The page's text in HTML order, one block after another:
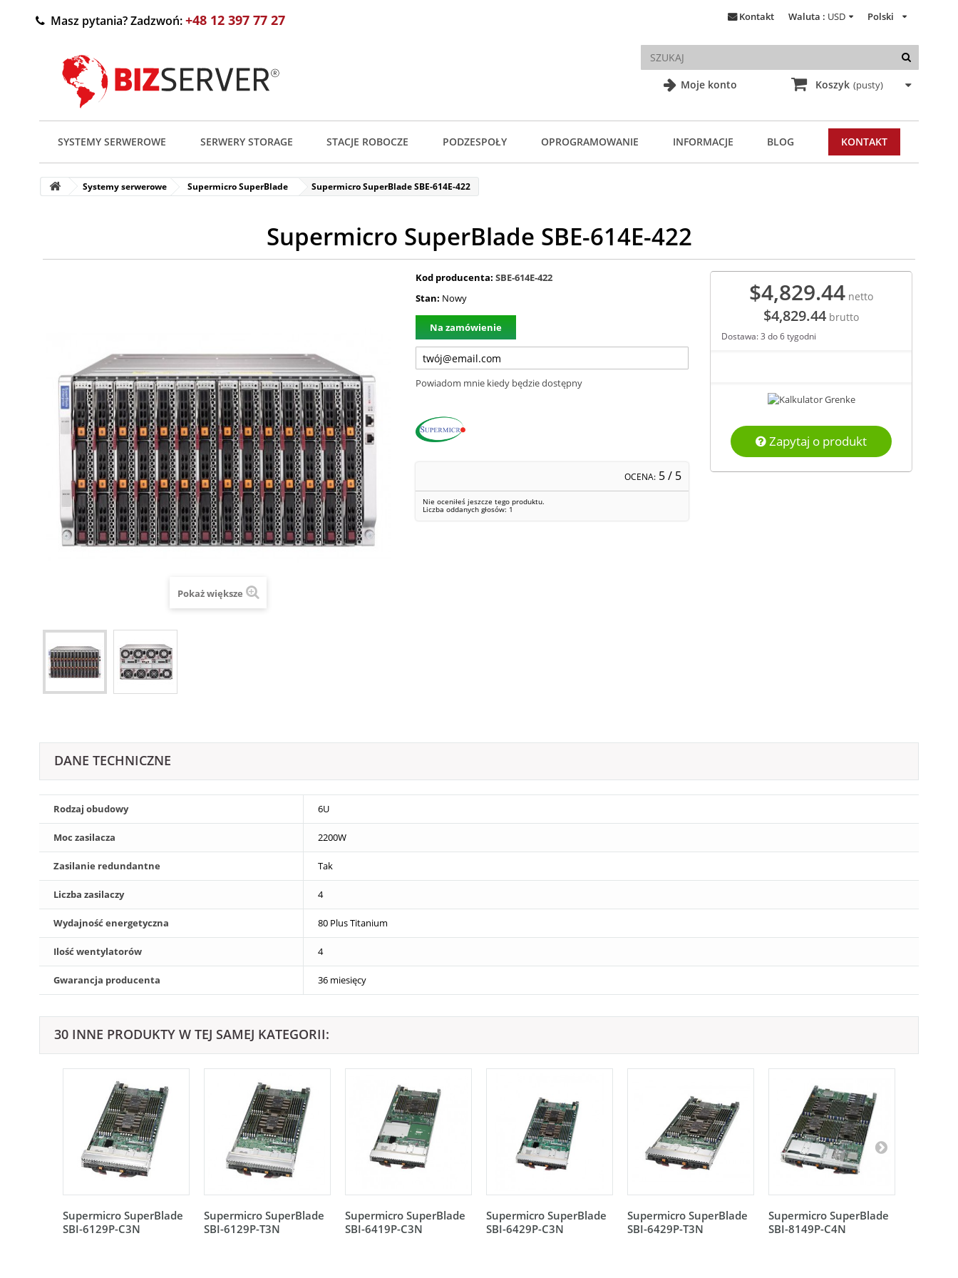
Moje konto
Polski
Waluta : USD
Kontakt
Masz pytania? Zadzwoń:+48 12 397 77 27
Koszyk (pusty)
SYSTEMY SERWEROWE SERWERY STORAGE STACJE ROBOCZE PODZESPOŁY OPROGRAMOWANIE INFORMACJE BLOG KONTAKT
Systemy serwerowe Supermicro SuperBlade Supermicro SuperBlade SBE-614E-422
Supermicro SuperBlade SBE-614E-422
Pokaż większe
Kod producenta: SBE-614E-422
Stan: Nowy
Na zamówienie
Powiadom mnie kiedy będzie dostępny
OCENA: 5/ 5
Nie oceniłeś jeszcze tego produktu.
Liczba oddanych głosów: 1
$4,829.44 netto
$4,829.44 brutto
Dostawa: 3 do 6 tygodni
Zapytaj o produkt
DANE TECHNICZNE
Rodzaj obudowy 6U
Moc zasilacza 2200W
Zasilanie redundantne Tak
Liczba zasilaczy 4
Wydajność energetyczna 80 Plus Titanium
Ilość wentylatorów 4
Gwarancja producenta 36 miesięcy
30 INNE PRODUKTY W TEJ SAMEJ KATEGORII:
Supermicro SuperBlade
SBI-6129P-C3N
Supermicro SuperBlade
SBI-6129P-T3N
Supermicro SuperBlade
SBI-6419P-C3N
Supermicro SuperBlade
SBI-6429P-C3N
Supermicro SuperBlade
SBI-6429P-T3N
Supermicro SuperBlade
SBI-8149P-C4N